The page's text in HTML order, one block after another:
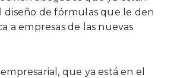
diseño de fórmulas que le den
a empresas de las nuevas
que ya está en el